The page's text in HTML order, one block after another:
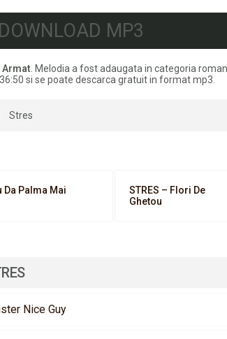
DOWNLOAD MP3
Armat . Melodia a fost adaugata in categoria
si se poate descarca gratuit in format mp3.
Stres
Da Palma Mai
STRES – Flori De
Ghetou
Nice Guy